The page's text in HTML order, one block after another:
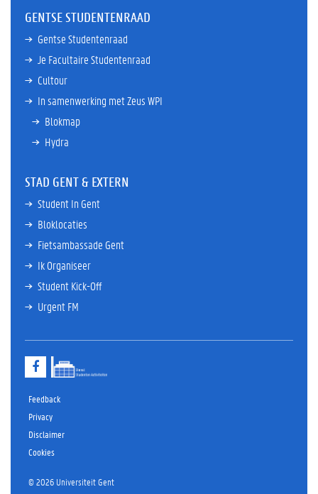
GENTSE STUDENTENRAAD
Gentse Studentenraad
Je Facultaire Studentenraad
Cultour
In samenwerking met Zeus WPI
Blokmap
Hydra
STAD GENT & EXTERN
Student In Gent
Bloklocaties
Fietsambassade Gent
Ik Organiseer
Student Kick-Off
Urgent FM
e
o
o
Feedback
Privacy
Disclaimer
Cookies
© 2026 Universiteit Gent